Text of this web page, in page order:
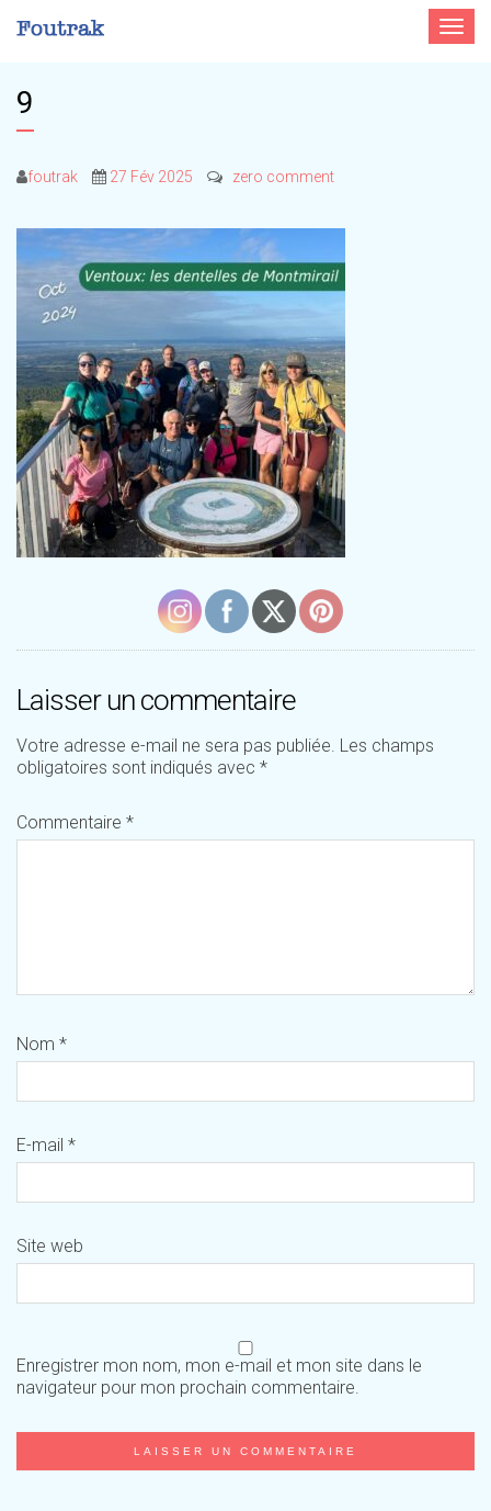
Toggle
9
foutrak 27 Fév 2025 zero comment
Laisser un commentaire
Votre adresse e-mail ne sera pas publiée. Les champs
obligatoires sont indiqués avec *
Commentaire *
Nom *
E-mail *
Site web
Enregistrer mon nom, mon e-mail et mon site dans le
navigateur pour mon prochain commentaire.